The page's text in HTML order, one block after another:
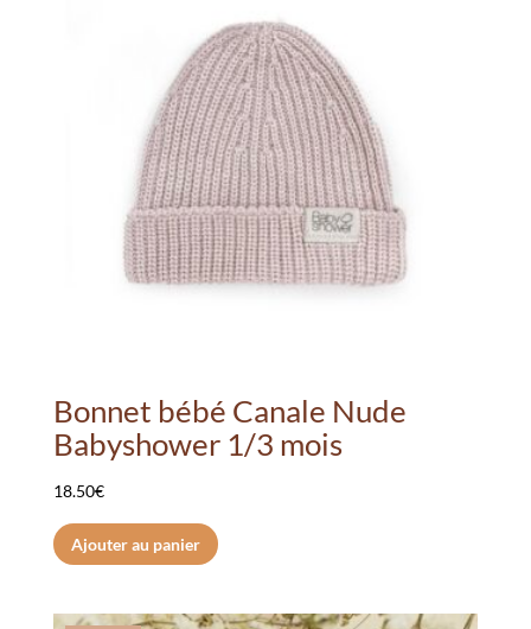
Bonnet bébé Canale Nude
Babyshower 1/3 mois
18.50€
Ajouter au panier